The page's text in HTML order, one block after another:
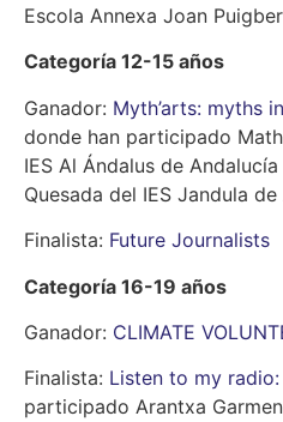
Escola Annexa Joan
Categoría 12-15 años
Ganador: Myth’arts: myths
donde han participado
IES Al Ándalus de
Quesada del IES Jandula
Finalista: Future Journalists
Categoría 16-19 años
Ganador: CLIMATE
Finalista: Listen to my
participado Arantxa